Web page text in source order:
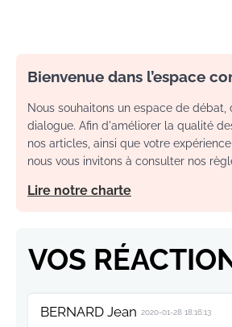
Bienvenue dans l’espace
Nous souhaitons un espace de débat,
dialogue. Afin d'améliorer la qualité
nos articles, ainsi que votre
nous vous invitons à consulter nos
Lire notre charte
VOS
BERNARD Jean 2020-01-28 18:16:13